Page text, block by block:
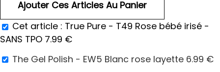
Cet article : True Pure - T49 Rose bébé irisé -
SANS TPO 7.99 €
The Gel Polish - EW5 Blanc rose layette 6.99 €